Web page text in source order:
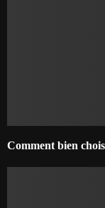
Comment bien